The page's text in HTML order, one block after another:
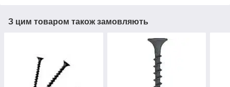
З цим товаром також замовляють